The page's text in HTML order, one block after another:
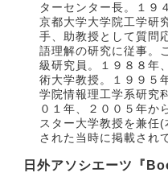
ターセンター長。１９
京都大学大学院工学研
手、助教授として質問
語理解の研究に従事。
級研究員。１９８８年
術大学教授。１９９５
学院情報理工学系研究
０１年、２００５年か
スター大学教授を兼任
された当時に掲載され
日外アソシエーツ『